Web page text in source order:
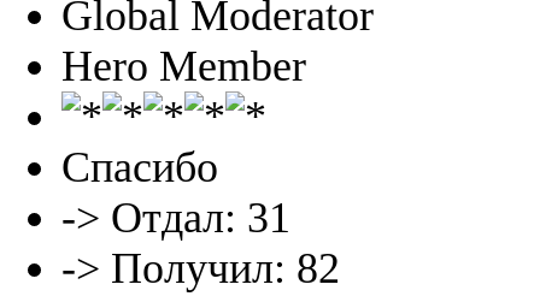
Global Moderator
Hero Member
Спасибо
-> Отдал: 31
-> Получил: 82